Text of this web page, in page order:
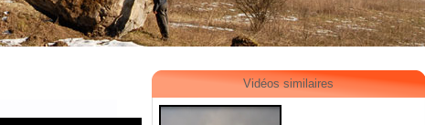
Vidéos similaires